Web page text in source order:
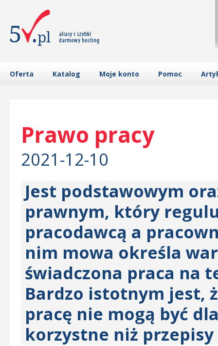
Oferta Katalog Moje konto Pomoc
Prawo pracy
2021-12-10
Jest podstawowym
prawnym, który
pracodawcą a
nim mowa określa
świadczona praca na
Bardzo istotnym jest,
pracę nie mogą być
korzystne niż